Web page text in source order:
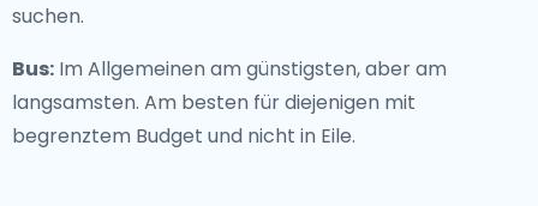
suchen.
Bus: Im Allgemeinen am günstigsten, aber am
langsamsten. Am besten für diejenigen mit
begrenztem Budget und nicht in Eile.